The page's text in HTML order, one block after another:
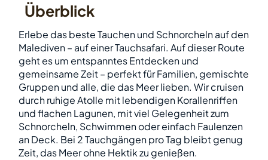
Überblick
Erlebe das beste Tauchen und Schnorcheln auf den
Malediven – auf einer Tauchsafari. Auf dieser Route
geht es um entspanntes Entdecken und
gemeinsame Zeit – perfekt für Familien, gemischte
Gruppen und alle, die das Meer lieben. Wir cruisen
durch ruhige Atolle mit lebendigen Korallenriffen
und flachen Lagunen, mit viel Gelegenheit zum
Schnorcheln, Schwimmen oder einfach Faulenzen
an Deck. Bei 2 Tauchgängen pro Tag bleibt genug
Zeit, das Meer ohne Hektik zu genießen.